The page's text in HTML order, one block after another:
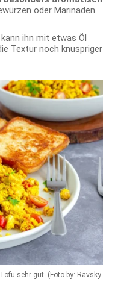
oder Marinaden
ihn mit etwas Öl
Textur noch knuspriger
sehr gut. (Foto by: Ravsky